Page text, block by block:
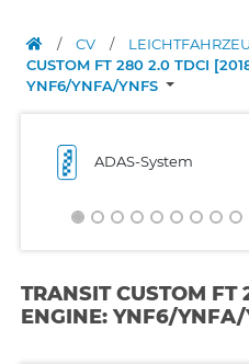
/ CV /
CUSTOM FT 280 2.0 TDCI
YNF6/YNFA/YNFS
ADAS-System
TRANSIT CUSTOM
ENGINE: YNF6/YNFA/